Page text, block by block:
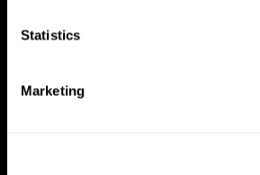
Statistics
Marketing